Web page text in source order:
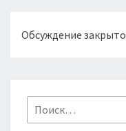
Обсуждение
Найти: